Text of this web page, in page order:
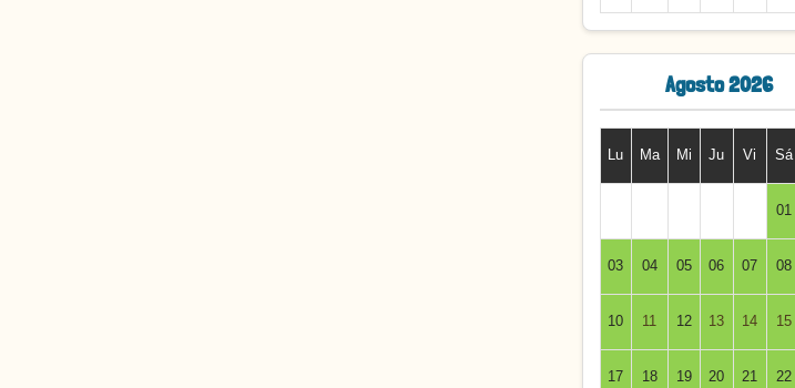
Agosto 2026
Lu Ma Mi Ju Vi Sá
01
03 04 05 06 07 08
10 11 12 13 14 15
17 18 19 20 21 22